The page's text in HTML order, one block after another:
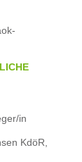
in
KdöR,